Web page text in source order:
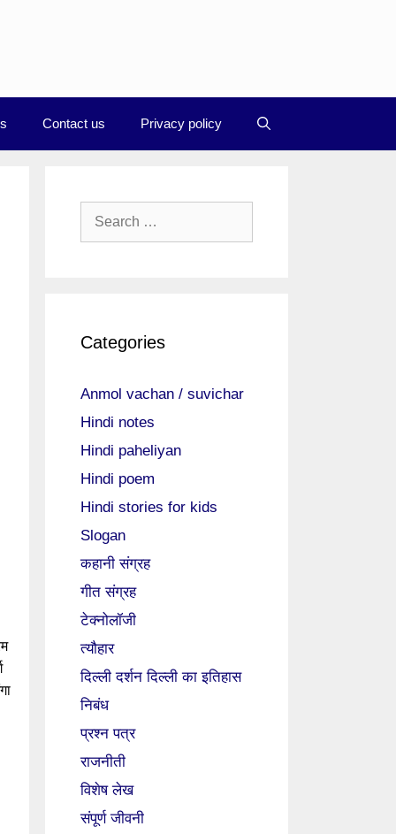
Contact us Privacy policy
Search
Categories
Anmol vachan / suvichar
Hindi notes
Hindi paheliyan
Hindi poem
Hindi stories for kids
Slogan
कहानी संग्रह
गीत संग्रह
टेक्नोलॉजी
त्यौहार
दिल्ली दर्शन दिल्ली का इतिहास
निबंध
प्रश्न पत्र
राजनीती
विशेष लेख
संपूर्ण जीवनी